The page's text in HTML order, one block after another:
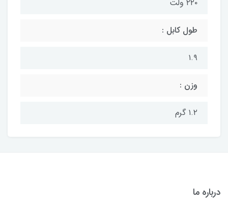
۲۲۰ ولت
طول کابل :
۱.۹
وزن :
۱.۲ گرم
درباره ما